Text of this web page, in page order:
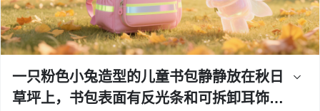
一只粉色小兔造型的儿童书包静静放在秋日
草坪上，书包表面有反光条和可拆卸耳饰，